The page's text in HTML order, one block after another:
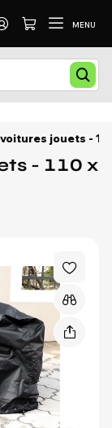
MENU
jouets -
- 110 x